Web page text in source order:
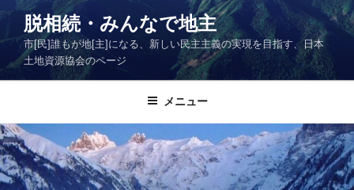
コ
テ
ン
ツ
ス
キ
ッ
プ
脱相続・みんなで地主
市[民]誰もが地[主]になる、新しい民主主義の実現を目指す、日本
土地資源協会のページ
メニュー